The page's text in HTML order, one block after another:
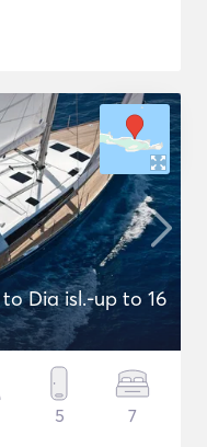
Dia isl.-up to 16
5 7